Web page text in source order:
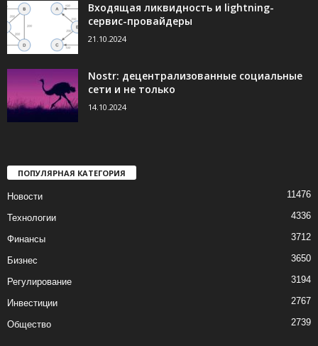
Входящая ликвидность и lightning-
сервис-провайдеры
21.10.2024
Nostr: децентрализованные социальные
сети и не только
14.10.2024
ПОПУЛЯРНАЯ КАТЕГОРИЯ
Новости 11476
Технологии 4336
Финансы 3712
Бизнес 3650
Регулирование 3194
Инвестиции 2767
Общество 2739